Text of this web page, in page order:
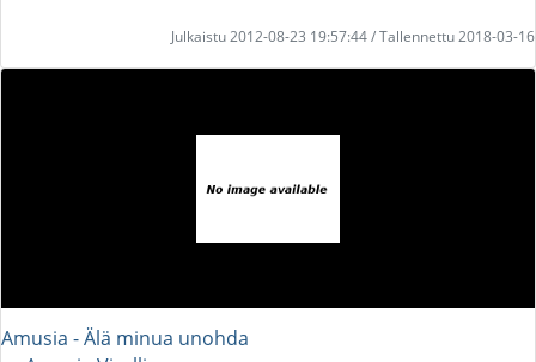
Julkaistu 2012-08-23 19:57:44 / Tallennettu 2018-03-16
Amusia - Älä minua unohda